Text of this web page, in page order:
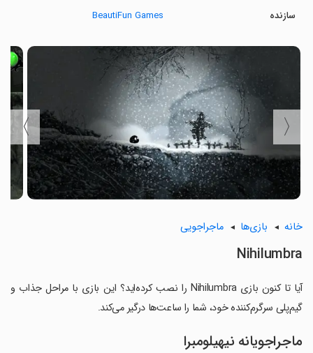
سازنده BeautiFun Games
〈
〉
خانه بازی‌ها ماجراجویی
Nihilumbra
آیا تا کنون بازی Nihilumbra را نصب کرده‌اید؟ این بازی با مراحل جذاب و
گیم‌پلی سرگرم‌کننده خود، شما را ساعت‌ها درگیر می‌کند.
ماجراجویانه نیهیلومبرا